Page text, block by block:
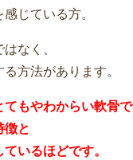
じている方。
なく、
方法があります。
てもやわからい軟骨で
徴と
いるほどです。